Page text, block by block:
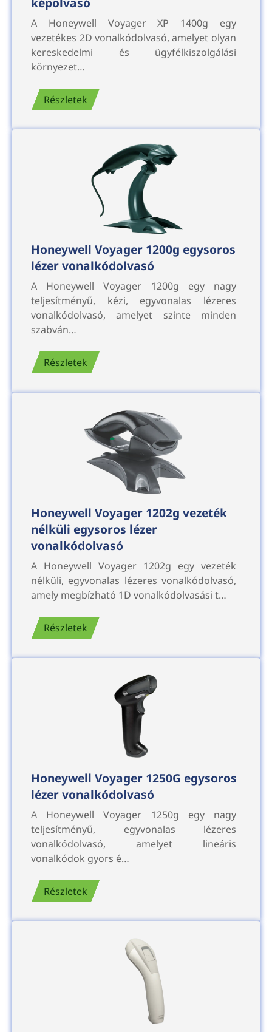
A Honeywell Voyager XP 1400g egy
vezetékes 2D vonalkódolvasó, amelyet olyan
kereskedelmi és ügyfélkiszolgálási
környezet…
Részletek
Honeywell Voyager 1200g egysoros
lézer vonalkódolvasó
A Honeywell Voyager 1200g egy nagy
teljesítményű, kézi, egyvonalas lézeres
vonalkódolvasó, amelyet szinte minden
szabván…
Részletek
Honeywell Voyager 1202g vezeték
nélküli egysoros lézer
vonalkódolvasó
A Honeywell Voyager 1202g egy vezeték
nélküli, egyvonalas lézeres vonalkódolvasó,
amely megbízható 1D vonalkódolvasási t…
Részletek
Honeywell Voyager 1250G egysoros
lézer vonalkódolvasó
A Honeywell Voyager 1250g egy nagy
teljesítményű, egyvonalas lézeres
vonalkódolvasó, amelyet lineáris
vonalkódok gyors é…
Részletek